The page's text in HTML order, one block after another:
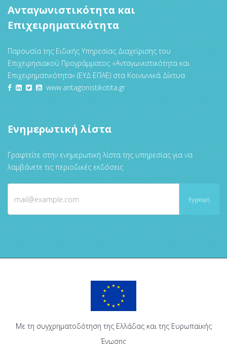
Ανταγωνιστικότητα και
Επιχειρηματικότητα
Παρουσία της Ειδικής Υπηρεσίας Διαχείρισης του
Επιχειρησιακού Προγράμματος «Ανταγωνιστικότητα και
Επιχειρηματικότητα» (ΕΥΔ ΕΠΑΕ) στα Κοινωνικά Δίκτυα
www.antagonistikotita.gr
Ενημερωτική λίστα
Γραφτείτε στην ενημερωτική λίστα της υπηρεσίας για να
λαμβάνετε τις περιοδικές εκδόσεις
Με τη συγχρηματοδότηση της Ελλάδας και της Ευρωπαϊκής
Ένωσης